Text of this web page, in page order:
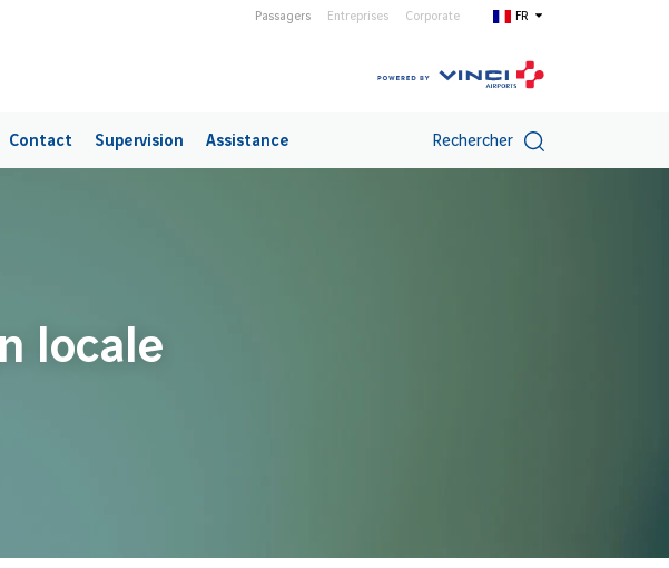
Passagers Entreprises Corporate FR
Contact Supervision Assistance Rechercher
locale